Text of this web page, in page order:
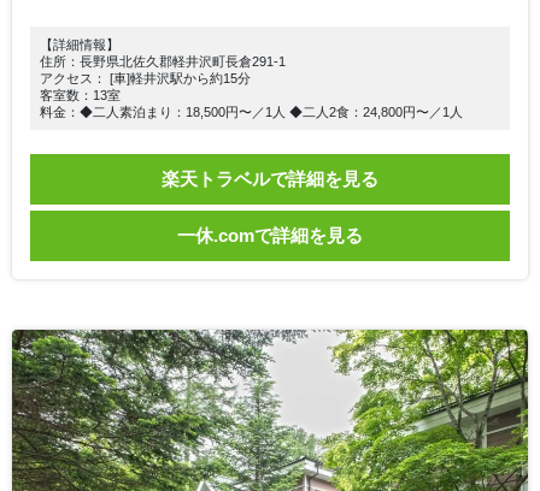
【詳細情報】
住所：長野県北佐久郡軽井沢町長倉291-1
アクセス： [車]軽井沢駅から約15分
客室数：13室
料金：◆二人素泊まり：18,500円〜／1人 ◆二人2食：24,800円〜／1人
楽天トラベルで詳細を見る
一休.comで詳細を見る